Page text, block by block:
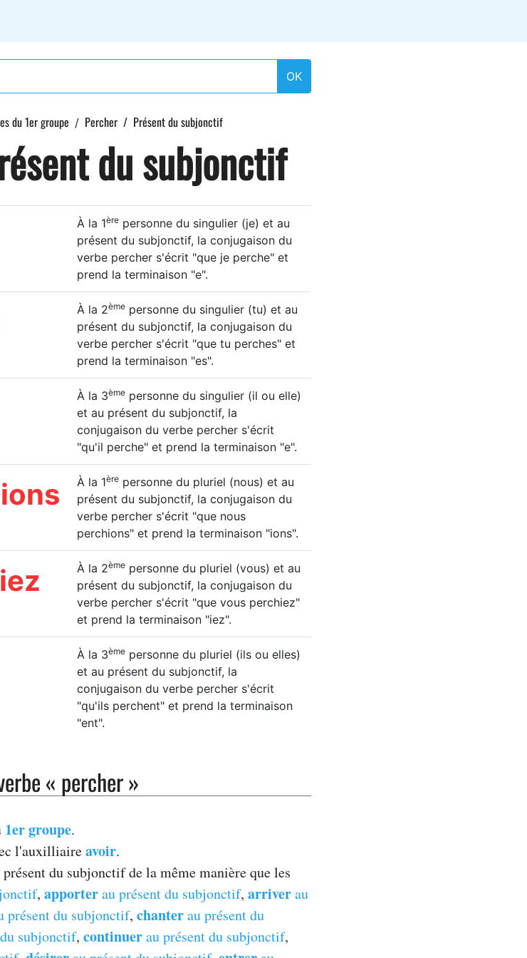
OK
du 1er groupe Percher Présent du subjonctif
du subjonctif
À la 1ère personne du singulier (je) et au
présent du subjonctif, la conjugaison du
verbe percher s'écrit "que je perche" et
prend la terminaison "e".
À la 2ème personne du singulier (tu) et au
présent du subjonctif, la conjugaison du
verbe percher s'écrit "que tu perches" et
prend la terminaison "es".
À la 3ème personne du singulier (il ou elle)
et au présent du subjonctif, la
conjugaison du verbe percher s'écrit
"qu'il perche" et prend la terminaison "e".
ions À la 1ère personne du pluriel (nous) et au
présent du subjonctif, la conjugaison du
verbe percher s'écrit "que nous
perchions" et prend la terminaison "ions".
iez À la 2ème personne du pluriel (vous) et au
présent du subjonctif, la conjugaison du
verbe percher s'écrit "que vous perchiez"
et prend la terminaison "iez".
À la 3ème personne du pluriel (ils ou elles)
et au présent du subjonctif, la
conjugaison du verbe percher s'écrit
"qu'ils perchent" et prend la terminaison
"ent".
« percher »
1er groupe.
l'auxilliaireavoir.
du subjonctif de la même manière que les
, apporterau présent du subjonctif, arriverau
présent du subjonctif, chanterau présent du
subjonctif, continuerau présent du subjonctif,